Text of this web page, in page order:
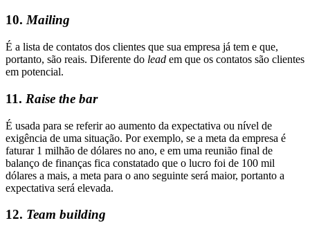
10.Mailing
É a lista de contatos dos clientes que sua empresa já tem e que,
portanto, são reais. Diferente do lead em que os contatos são clientes
em potencial.
11. Raise the bar
É usada para se referir ao aumento da expectativa ou nível de
exigência de uma situação. Por exemplo, se a meta da empresa é
faturar 1 milhão de dólares no ano, e em uma reunião final de
balanço de finanças fica constatado que o lucro foi de 100 mil
dólares a mais, a meta para o ano seguinte será maior, portanto a
expectativa será elevada.
12. Team building